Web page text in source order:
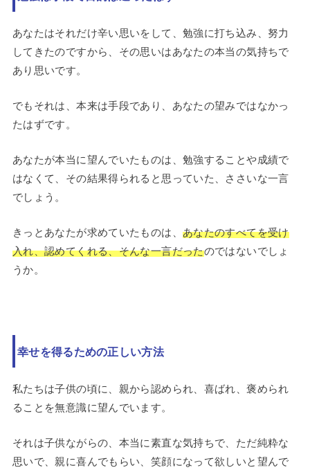
あなたはそれだけ辛い思いをして、勉強に打ち込み、努力
してきたのですから、その思いはあなたの本当の気持ちで
あり思いです。
でもそれは、本来は手段であり、あなたの望みではなかっ
たはずです。
あなたが本当に望んでいたものは、勉強することや成績で
はなくて、その結果得られると思っていた、ささいな一言
でしょう。
きっとあなたが求めていたものは、 あなたのすべてを受け
入れ、認めてくれる、そんな一言だったのではないでしょ
うか。
幸せを得るための正しい方法
私たちは子供の頃に、親から認められ、喜ばれ、褒められ
ることを無意識に望んでいます。
それは子供ながらの、本当に素直な気持ちで、ただ純粋な
思いで、親に喜んでもらい、笑顔になって欲しいと望んで